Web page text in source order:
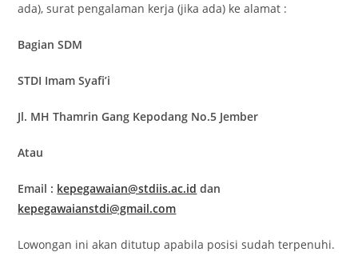
ada), surat pengalaman kerja (jika ada) ke alamat :
Bagian SDM
STDI Imam Syafi’i
Jl. MH Thamrin Gang Kepodang No.5 Jember
Atau
Email : kepegawaian@stdiis.ac.id dan
kepegawaianstdi@gmail.com
Lowongan ini akan ditutup apabila posisi sudah terpenuhi.